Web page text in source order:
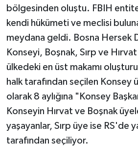
bölgesinden oluştu. FBIH
kendi hükümeti ve meclisi
meydana geldi. Bosna Hersek
Konseyi, Boşnak, Sırp ve
ülkedeki en üst makamı
halk tarafından seçilen Konsey
olarak 8 aylığına "Konsey
Konseyin Hırvat ve Boşnak
yaşayanlar, Sırp üye ise RS'de
tarafından seçiliyor.